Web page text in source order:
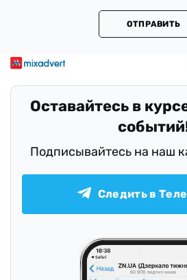
ОТПРАВИТЬ
Оставайтесь в
Подписывайтесь на наш
Следить в